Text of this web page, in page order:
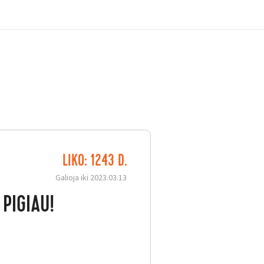
LIKO: 1243 D.
Galioja iki 2023.03.13
- net 40% PIGIAU!